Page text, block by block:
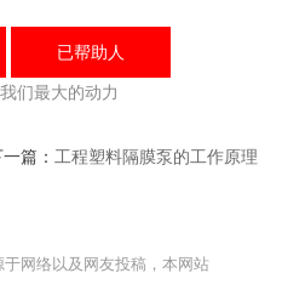
已帮助 人
们最大的动力
篇： 工程塑料隔膜泵的工作原理
网络以及网友投稿，本网站